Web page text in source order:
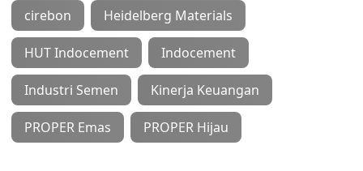
cirebon Heidelberg Materials
HUT Indocement Indocement
Industri Semen Kinerja Keuangan
PROPER Emas PROPER Hijau